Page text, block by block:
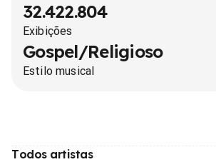
32.422.804
Exibições
Gospel/Religioso
Estilo musical
Todos artistas